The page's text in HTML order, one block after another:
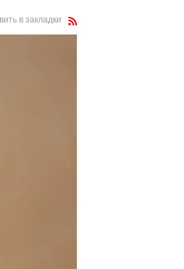
в закладки